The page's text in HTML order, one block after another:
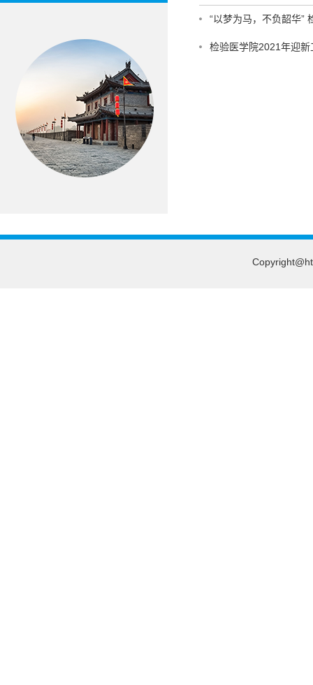
“以梦为马，不负韶华”
检验医学院2021年迎新